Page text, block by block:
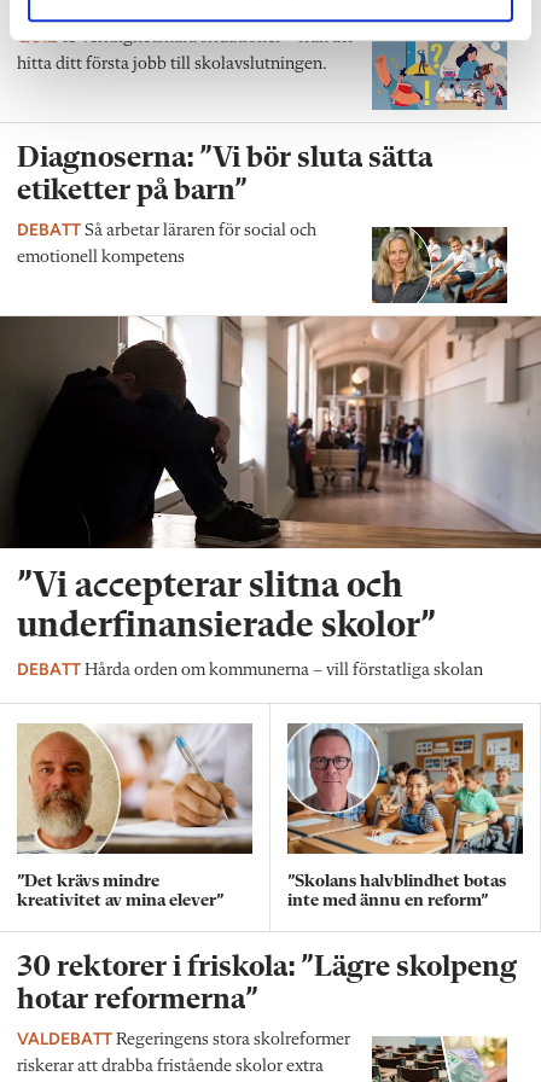
QUIZ15 verklighetsnära situationer – från att
hitta ditt första jobb till skolavslutningen.
Diagnoserna: ”Vi bör sluta sätta
etiketter på barn”
DEBATT Så arbetar läraren för social och
emotionell kompetens
”Vi accepterar slitna och
underfinansierade skolor”
DEBATT Hårda orden om kommunerna – vill förstatliga skolan
”Det krävs mindre
kreativitet av mina elever”
”Skolans halvblindhet botas
inte med ännu en reform”
30 rektorer i friskola: ”Lägre skolpeng
hotar reformerna”
VALDEBATT Regeringens stora skolreformer
riskerar att drabba fristående skolor extra